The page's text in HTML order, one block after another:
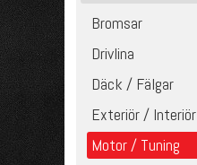
Bromsar
Drivlina
Däck / Fälgar
Exteriör / Interiör
Motor / Tuning